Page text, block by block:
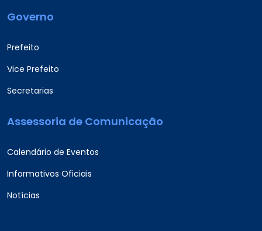
Governo
Prefeito
Vice Prefeito
Secretarias
Assessoria de Comunicação
Calendário de Eventos
Informativos Oficiais
Notícias